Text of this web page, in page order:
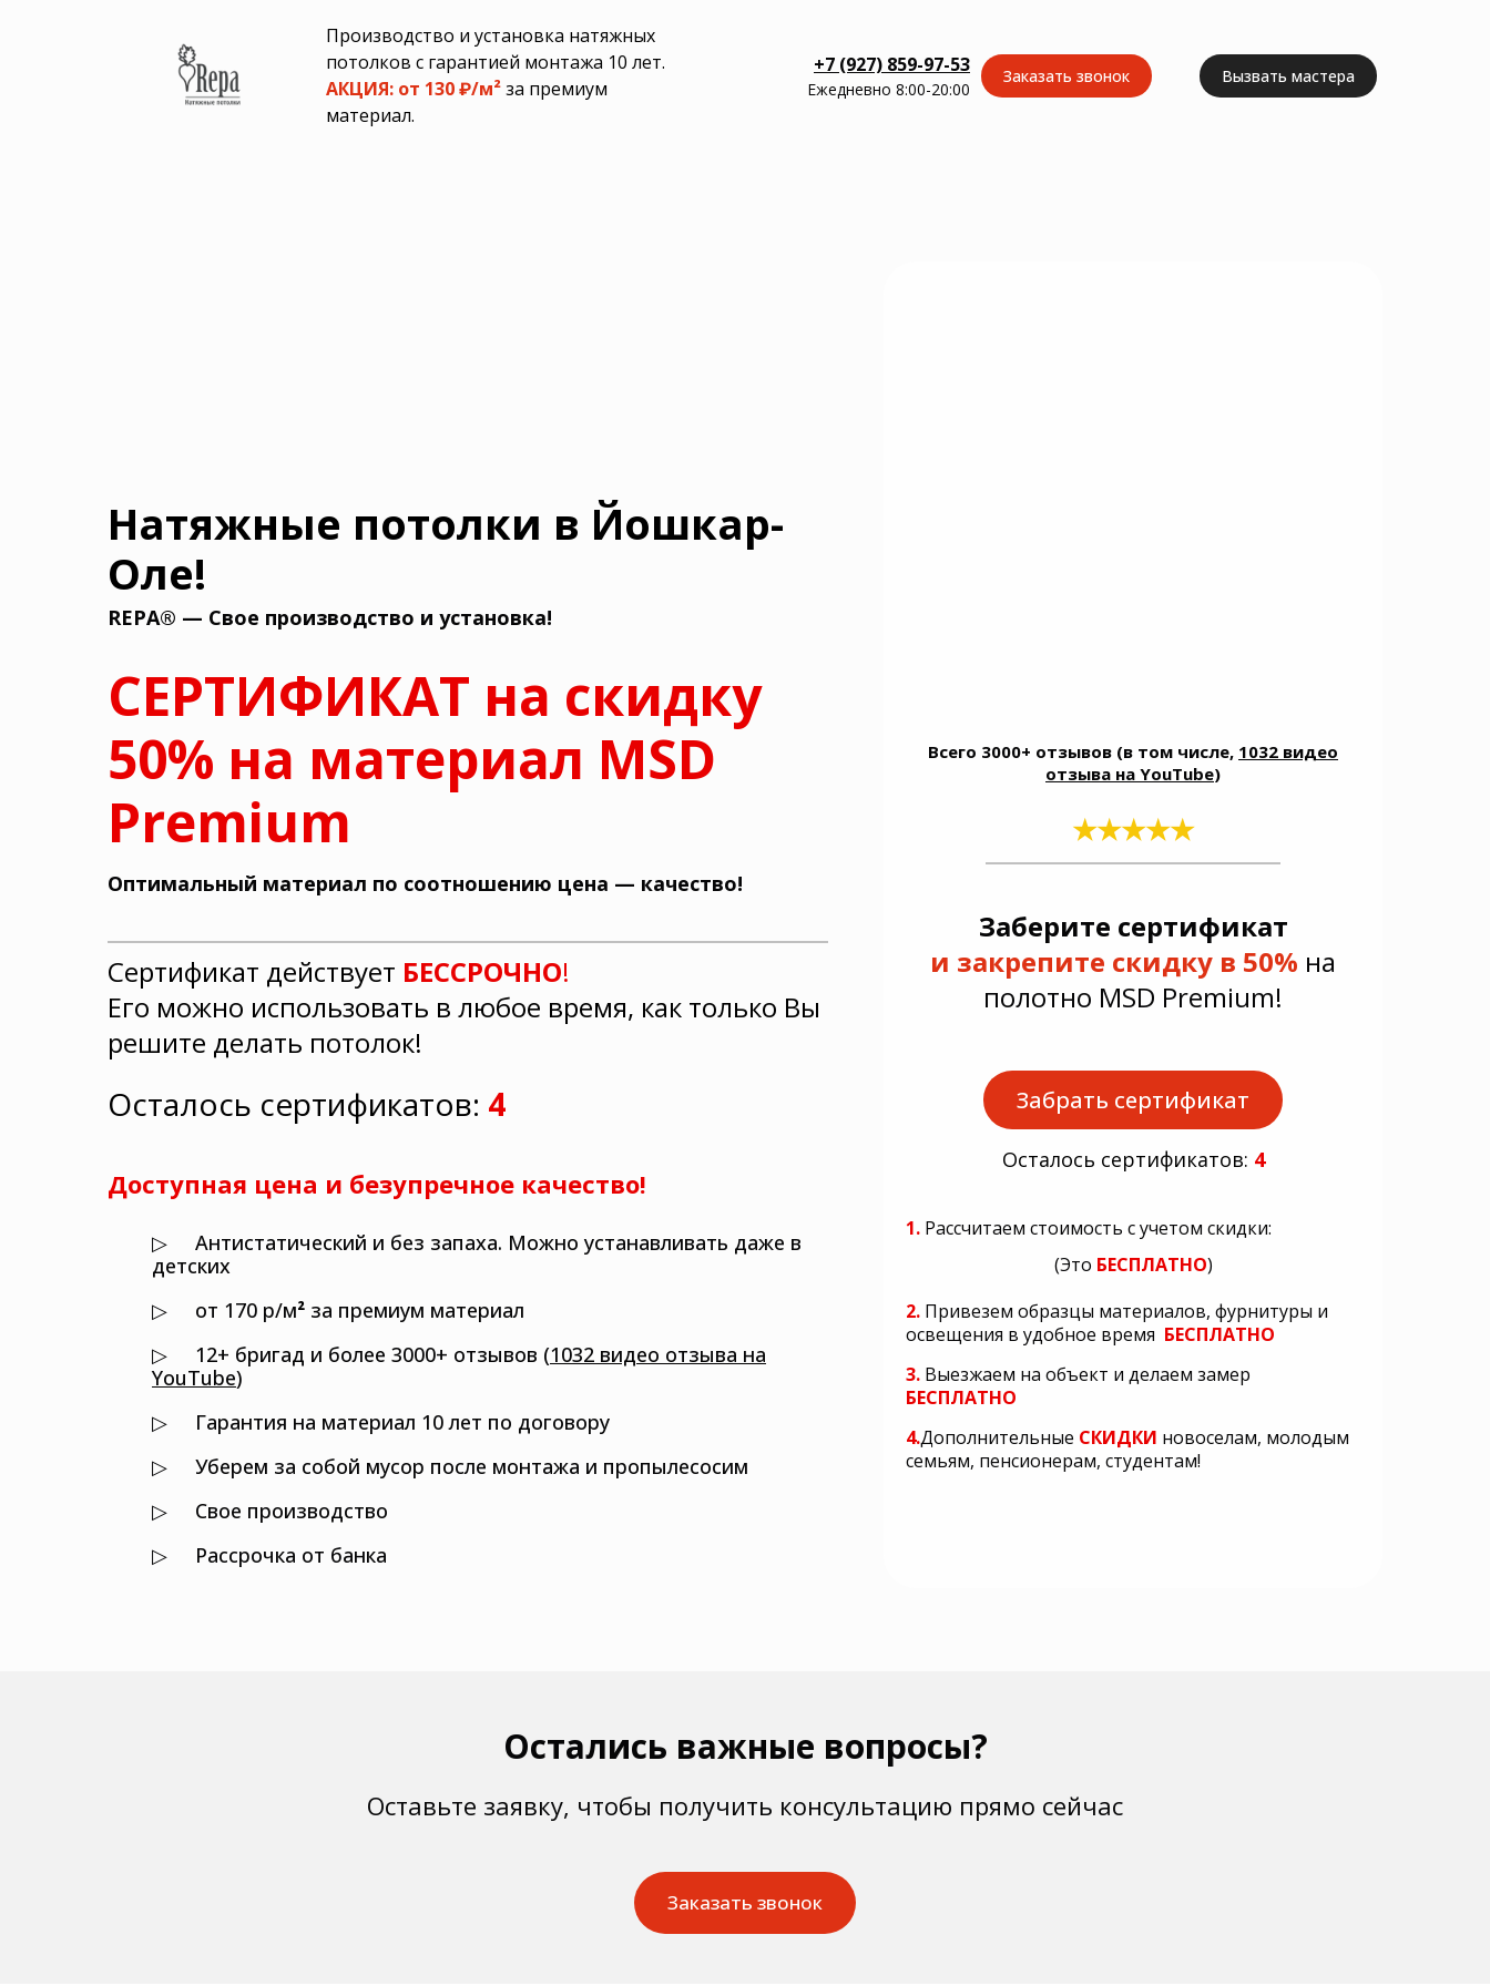
Производство и установка натяжных
потолков с гарантией монтажа 10 лет.
АКЦИЯ: от 130 ₽/м²за премиум
материал.
+7 (927) 859-97-53
Ежедневно 8:00-20:00
Заказать звонок Вызвать мастера
Натяжные потолки в Йошкар-
Оле!
REPA® — Свое производство и установка!
СЕРТИФИКАТ на скидку
50% на материал MSD
Premium
Оптимальный материал по соотношению цена — качество!
Сертификат действует БЕССРОЧНО!
Его можно использовать в любое время, как только Вы
решите делать потолок!
Осталось сертификатов: 4
Доступная цена и безупречное качество!
▷ Антистатический и без запаха. Можно устанавливать даже в
детских
▷ от 170 р/м² за премиум материал
▷ 12+ бригад и более 3000+ отзывов (1032 видео отзыва на
YouTube)
▷ Гарантия на материал 10 лет по договору
▷ Уберем за собой мусор после монтажа и пропылесосим
▷ Свое производство
▷ Рассрочка от банка
Всего 3000+ отзывов (в том числе, 1032 видео
отзыва на YouTube)
★★★★★
Заберите сертификат
и закрепите скидку в 50% на
полотно MSD Premium!
Забрать сертификат
Осталось сертификатов: 4
1. Рассчитаем стоимость с учетом скидки:
(Это БЕСПЛАТНО)
2. Привезем образцы материалов, фурнитуры и
освещения в удобное время БЕСПЛАТНО
3. Выезжаем на объект и делаем замер
БЕСПЛАТНО
4.Дополнительные СКИДКИ новоселам, молодым
семьям, пенсионерам, студентам!
Остались важные вопросы?
Оставьте заявку, чтобы получить консультацию прямо сейчас
Заказать звонок